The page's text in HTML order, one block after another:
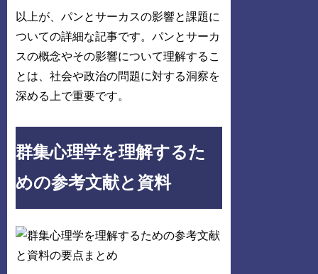
以上が、パンとサーカスの影響と課題に
ついての詳細な記事です。パンとサーカ
スの概念やその影響について理解するこ
とは、社会や政治の問題に対する洞察を
深める上で重要です。
群集心理学を理解するた
めの参考文献と資料